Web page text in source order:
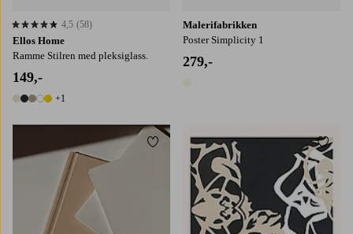
Ellos Home
Ramme Stilren med pleksiglass.
149,-
6 farger
+1
4,5 basert på 58 karaktergivninger
4,5 (58)
Malerifabrikken
Poster Simplicity 1
279,-
Legg til favoritter
30X40 50X70 70X100 30x40 50x70 70x100